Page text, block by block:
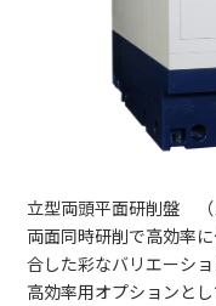
立型両頭平面研削盤 （
両面同時研削で高効率
合した彩なバリエーショ
高効率用オプションと